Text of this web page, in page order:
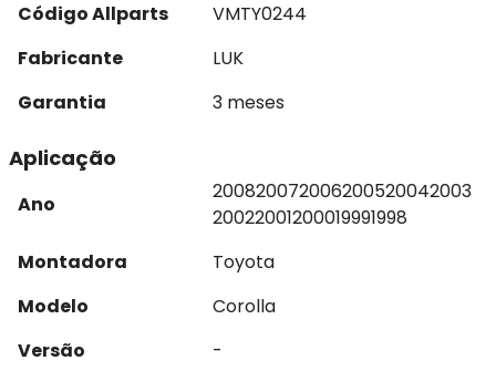
Código Allparts
VMTY0244
Fabricante
LUK
Garantia
3 meses
Aplicação
Ano
200820072006200520042003
20022001200019991998
Montadora
Toyota
Modelo
Corolla
Versão
-